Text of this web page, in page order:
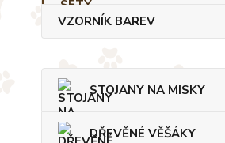
VZORNÍK BAREV
STOJANY NA MISKY
DŘEVĚNÉ VĚŠÁKY